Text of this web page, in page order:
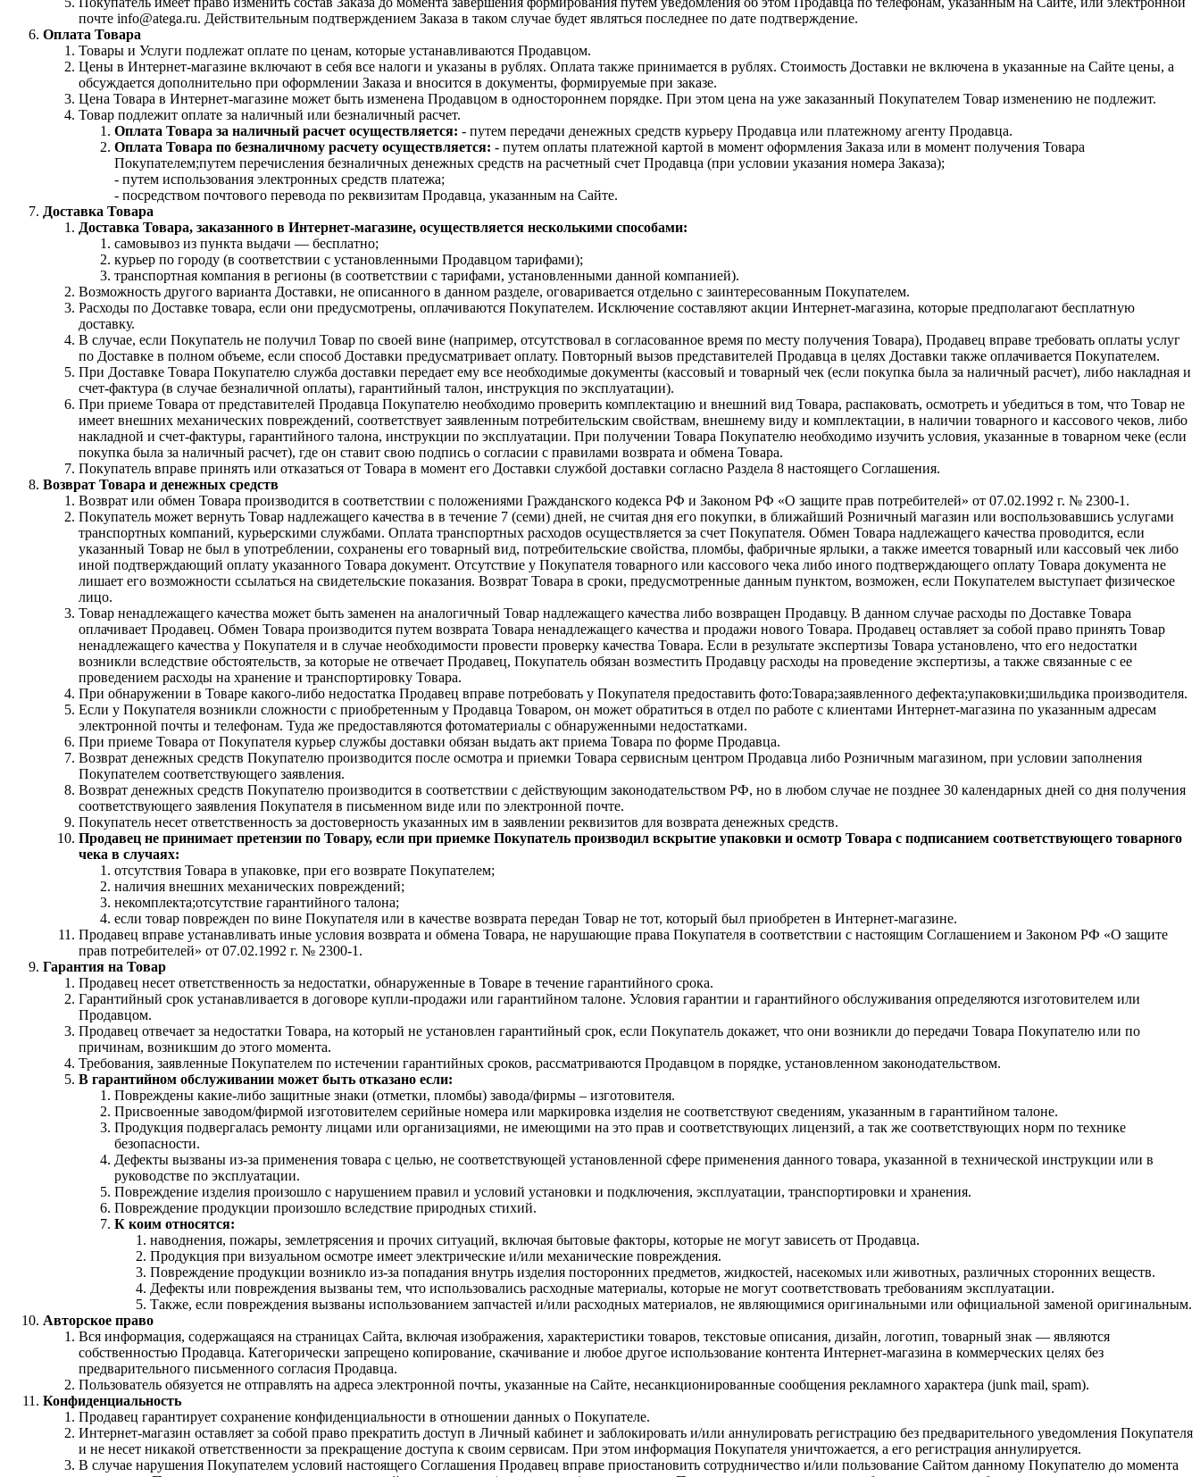
почте info@atega.ru. Действительным подтверждением Заказа в таком случае будет являться последнее по дате подтверждение.
Оплата Товара
Товары и Услуги подлежат оплате по ценам, которые устанавливаются Продавцом.
Цены в Интернет-магазине включают в себя все налоги и указаны в рублях. Оплата также принимается в рублях. Стоимость Доставки не включена в указанные на Сайте цены, а
обсуждается дополнительно при оформлении Заказа и вносится в документы, формируемые при заказе.
Цена Товара в Интернет-магазине может быть изменена Продавцом в одностороннем порядке. При этом цена на уже заказанный Покупателем Товар изменению не подлежит.
Товар подлежит оплате за наличный или безналичный расчет.
Оплата Товара за наличный расчет осуществляется: - путем передачи денежных средств курьеру Продавца или платежному агенту Продавца.
Оплата Товара по безналичному расчету осуществляется: - путем оплаты платежной картой в момент оформления Заказа или в момент получения Товара
Покупателем;путем перечисления безналичных денежных средств на расчетный счет Продавца (при условии указания номера Заказа);
- путем использования электронных средств платежа;
- посредством почтового перевода по реквизитам Продавца, указанным на Сайте.
Доставка Товара
Доставка Товара, заказанного в Интернет-магазине, осуществляется несколькими способами:
самовывоз из пункта выдачи — бесплатно;
курьер по городу (в соответствии с установленными Продавцом тарифами);
транспортная компания в регионы (в соответствии с тарифами, установленными данной компанией).
Возможность другого варианта Доставки, не описанного в данном разделе, оговаривается отдельно с заинтересованным Покупателем.
Расходы по Доставке товара, если они предусмотрены, оплачиваются Покупателем. Исключение составляют акции Интернет-магазина, которые предполагают бесплатную
доставку.
В случае, если Покупатель не получил Товар по своей вине (например, отсутствовал в согласованное время по месту получения Товара), Продавец вправе требовать оплаты услуг
по Доставке в полном объеме, если способ Доставки предусматривает оплату. Повторный вызов представителей Продавца в целях Доставки также оплачивается Покупателем.
При Доставке Товара Покупателю служба доставки передает ему все необходимые документы (кассовый и товарный чек (если покупка была за наличный расчет), либо накладная и
счет-фактура (в случае безналичной оплаты), гарантийный талон, инструкция по эксплуатации).
При приеме Товара от представителей Продавца Покупателю необходимо проверить комплектацию и внешний вид Товара, распаковать, осмотреть и убедиться в том, что Товар не
имеет внешних механических повреждений, соответствует заявленным потребительским свойствам, внешнему виду и комплектации, в наличии товарного и кассового чеков, либо
накладной и счет-фактуры, гарантийного талона, инструкции по эксплуатации. При получении Товара Покупателю необходимо изучить условия, указанные в товарном чеке (если
покупка была за наличный расчет), где он ставит свою подпись о согласии с правилами возврата и обмена Товара.
Покупатель вправе принять или отказаться от Товара в момент его Доставки службой доставки согласно Раздела 8 настоящего Соглашения.
Возврат Товара и денежных средств
Возврат или обмен Товара производится в соответствии с положениями Гражданского кодекса РФ и Законом РФ «О защите прав потребителей» от 07.02.1992 г. № 2300-1.
Покупатель может вернуть Товар надлежащего качества в в течение 7 (семи) дней, не считая дня его покупки, в ближайший Розничный магазин или воспользовавшись услугами
транспортных компаний, курьерскими службами. Оплата транспортных расходов осуществляется за счет Покупателя. Обмен Товара надлежащего качества проводится, если
указанный Товар не был в употреблении, сохранены его товарный вид, потребительские свойства, пломбы, фабричные ярлыки, а также имеется товарный или кассовый чек либо
иной подтверждающий оплату указанного Товара документ. Отсутствие у Покупателя товарного или кассового чека либо иного подтверждающего оплату Товара документа не
лишает его возможности ссылаться на свидетельские показания. Возврат Товара в сроки, предусмотренные данным пунктом, возможен, если Покупателем выступает физическое
лицо.
Товар ненадлежащего качества может быть заменен на аналогичный Товар надлежащего качества либо возвращен Продавцу. В данном случае расходы по Доставке Товара
оплачивает Продавец. Обмен Товара производится путем возврата Товара ненадлежащего качества и продажи нового Товара. Продавец оставляет за собой право принять Товар
ненадлежащего качества у Покупателя и в случае необходимости провести проверку качества Товара. Если в результате экспертизы Товара установлено, что его недостатки
возникли вследствие обстоятельств, за которые не отвечает Продавец, Покупатель обязан возместить Продавцу расходы на проведение экспертизы, а также связанные с ее
проведением расходы на хранение и транспортировку Товара.
При обнаружении в Товаре какого-либо недостатка Продавец вправе потребовать у Покупателя предоставить фото:Товара;заявленного дефекта;упаковки;шильдика производителя.
Если у Покупателя возникли сложности с приобретенным у Продавца Товаром, он может обратиться в отдел по работе с клиентами Интернет-магазина по указанным адресам
электронной почты и телефонам. Туда же предоставляются фотоматериалы с обнаруженными недостатками.
При приеме Товара от Покупателя курьер службы доставки обязан выдать акт приема Товара по форме Продавца.
Возврат денежных средств Покупателю производится после осмотра и приемки Товара сервисным центром Продавца либо Розничным магазином, при условии заполнения
Покупателем соответствующего заявления.
Возврат денежных средств Покупателю производится в соответствии с действующим законодательством РФ, но в любом случае не позднее 30 календарных дней со дня получения
соответствующего заявления Покупателя в письменном виде или по электронной почте.
Покупатель несет ответственность за достоверность указанных им в заявлении реквизитов для возврата денежных средств.
Продавец не принимает претензии по Товару, если при приемке Покупатель производил вскрытие упаковки и осмотр Товара с подписанием соответствующего товарного
чека в случаях:
отсутствия Товара в упаковке, при его возврате Покупателем;
наличия внешних механических повреждений;
некомплекта;отсутствие гарантийного талона;
если товар поврежден по вине Покупателя или в качестве возврата передан Товар не тот, который был приобретен в Интернет-магазине.
Продавец вправе устанавливать иные условия возврата и обмена Товара, не нарушающие права Покупателя в соответствии с настоящим Соглашением и Законом РФ «О защите
прав потребителей» от 07.02.1992 г. № 2300-1.
Гарантия на Товар
Продавец несет ответственность за недостатки, обнаруженные в Товаре в течение гарантийного срока.
Гарантийный срок устанавливается в договоре купли-продажи или гарантийном талоне. Условия гарантии и гарантийного обслуживания определяются изготовителем или
Продавцом.
Продавец отвечает за недостатки Товара, на который не установлен гарантийный срок, если Покупатель докажет, что они возникли до передачи Товара Покупателю или по
причинам, возникшим до этого момента.
Требования, заявленные Покупателем по истечении гарантийных сроков, рассматриваются Продавцом в порядке, установленном законодательством.
В гарантийном обслуживании может быть отказано если:
Повреждены какие-либо защитные знаки (отметки, пломбы) завода/фирмы – изготовителя.
Присвоенные заводом/фирмой изготовителем серийные номера или маркировка изделия не соответствуют сведениям, указанным в гарантийном талоне.
Продукция подвергалась ремонту лицами или организациями, не имеющими на это прав и соответствующих лицензий, а так же соответствующих норм по технике
безопасности.
Дефекты вызваны из-за применения товара с целью, не соответствующей установленной сфере применения данного товара, указанной в технической инструкции или в
руководстве по эксплуатации.
Повреждение изделия произошло с нарушением правил и условий установки и подключения, эксплуатации, транспортировки и хранения.
Повреждение продукции произошло вследствие природных стихий.
К коим относятся:
наводнения, пожары, землетрясения и прочих ситуаций, включая бытовые факторы, которые не могут зависеть от Продавца.
Продукция при визуальном осмотре имеет электрические и/или механические повреждения.
Повреждение продукции возникло из-за попадания внутрь изделия посторонних предметов, жидкостей, насекомых или животных, различных сторонних веществ.
Дефекты или повреждения вызваны тем, что использовались расходные материалы, которые не могут соответствовать требованиям эксплуатации.
Также, если повреждения вызваны использованием запчастей и/или расходных материалов, не являющимися оригинальными или официальной заменой оригинальным.
Авторское право
Вся информация, содержащаяся на страницах Сайта, включая изображения, характеристики товаров, текстовые описания, дизайн, логотип, товарный знак — являются
собственностью Продавца. Категорически запрещено копирование, скачивание и любое другое использование контента Интернет-магазина в коммерческих целях без
предварительного письменного согласия Продавца.
Пользователь обязуется не отправлять на адреса электронной почты, указанные на Сайте, несанкционированные сообщения рекламного характера (junk mail, spam).
Конфиденциальность
Продавец гарантирует сохранение конфиденциальности в отношении данных о Покупателе.
Интернет-магазин оставляет за собой право прекратить доступ в Личный кабинет и заблокировать и/или аннулировать регистрацию без предварительного уведомления Покупателя
и не несет никакой ответственности за прекращение доступа к своим сервисам. При этом информация Покупателя уничтожается, а его регистрация аннулируется.
В случае нарушения Покупателем условий настоящего Соглашения Продавец вправе приостановить сотрудничество и/или пользование Сайтом данному Покупателю до момента